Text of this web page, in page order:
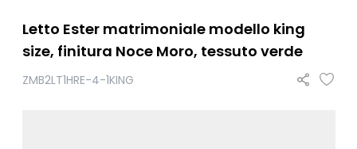
Letto Ester matrimoniale modello king
size, finitura Noce Moro, tessuto verde
ZMB2LT1HRE-4-1KING